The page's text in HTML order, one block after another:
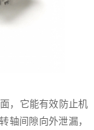
，它能有效防止机
轴间隙向外泄漏，